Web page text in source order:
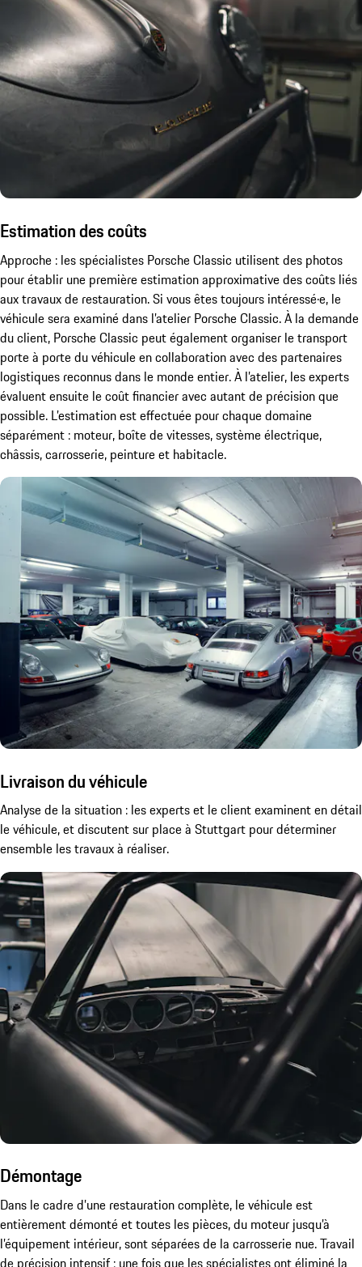
Estimation des coûts
Approche : les spécialistes Porsche Classic utilisent des photos
pour établir une première estimation approximative des coûts liés
aux travaux de restauration. Si vous êtes toujours intéressé·e, le
véhicule sera examiné dans l’atelier Porsche Classic. À la demande
du client, Porsche Classic peut également organiser le transport
porte à porte du véhicule en collaboration avec des partenaires
logistiques reconnus dans le monde entier. À l’atelier, les experts
évaluent ensuite le coût financier avec autant de précision que
possible. L’estimation est effectuée pour chaque domaine
séparément : moteur, boîte de vitesses, système électrique,
châssis, carrosserie, peinture et habitacle.
Livraison du véhicule
Analyse de la situation : les experts et le client examinent en détail
le véhicule, et discutent sur place à Stuttgart pour déterminer
ensemble les travaux à réaliser.
Démontage
Dans le cadre d’une restauration complète, le véhicule est
entièrement démonté et toutes les pièces, du moteur jusqu’à
l’équipement intérieur, sont séparées de la carrosserie nue. Travail
de précision intensif : une fois que les spécialistes ont éliminé la